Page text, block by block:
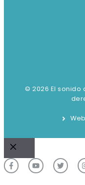
© 2026 El sonido
Cerrar